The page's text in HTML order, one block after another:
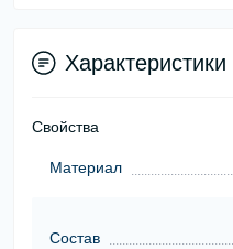
Характеристики
Свойства
Материал
Состав